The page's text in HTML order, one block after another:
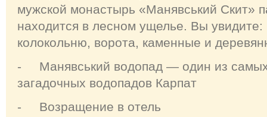
мужской монастырь «Манявський Скит»
находится в лесном ущелье. Вы
колокольню, ворота, каменные и
- Манявський водопад — один из самых
загадочных водопадов Карпат
- Возращение в отель